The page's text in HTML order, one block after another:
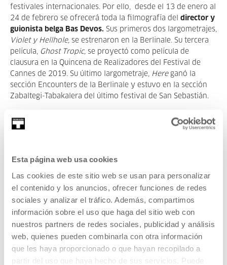
Esta página web usa cookies
Las cookies de este sitio web se usan para personalizar
el contenido y los anuncios, ofrecer funciones de redes
sociales y analizar el tráfico. Además, compartimos
información sobre el uso que haga del sitio web con
nuestros partners de redes sociales, publicidad y análisis
web, quienes pueden combinarla con otra información
que les haya proporcionado o que hayan recopilado a
partir del uso que haya hecho de sus servicios. Puede
festivales internacionales. Por ello, desde el 13 de enero al
24 de febrero se ofrecerá toda la filmografía del director y
guionista belga Bas Devos. Sus primeros dos largometrajes,
Violet y Hellhole, se estrenaron en la Berlinale. Su tercera
película, Ghost Tropic, se proyectó como película de
clausura en la Quincena de Realizadores del Festival de
Cannes de 2019. Su último largometraje, Hereganó la
sección Encounters de la Berlinale y estuvo en la sección
Zabaltegi-Tabakalera del último festival de San Sebastián.
Además, Tabakalera continuará promoviendo el
acercamiento entre cineastas y espectadores/as, y lo hará
sala de cine sobre el proceso de creación de sus películas.
El ciclo contará conFermín Muguruzael próximo domingo,
17 de diciembre, con la proyección deBidasoa 2018-2023
y continuará en 2024 conJaione Camborda, Isabel
Herguera, Ion de Sosa, Celia Rico y Alberto Martín
entre otros.
con
Kameleoiak Gara! y el ciclo de Cine contemporáneo.